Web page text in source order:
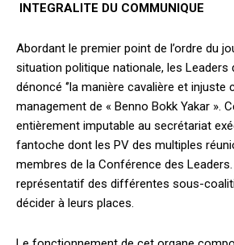
INTEGRALITE DU COMMUNIQUE
Abordant le premier point de l’ordre du
situation politique nationale, les Leaders
dénoncé ‘’la manière cavalière et
management de « Benno Bokk Yakar ».
entièrement imputable au secrétariat
fantoche dont les PV des multiples
membres de la Conférence des Leaders.
représentatif des différentes sous-
décider à leurs places.